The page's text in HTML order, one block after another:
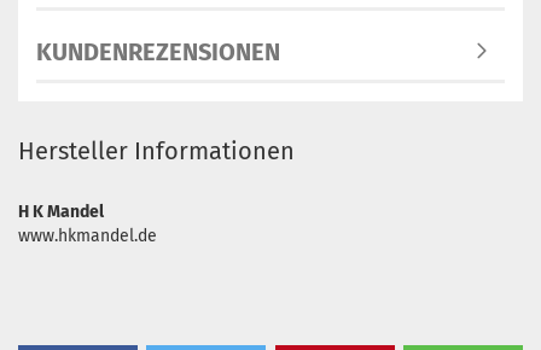
KUNDENREZENSIONEN
Hersteller Informationen
H K Mandel
www.hkmandel.de